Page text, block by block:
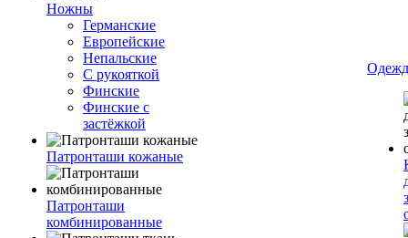
Ножны
Германские
Европейские
Непальские
С рукояткой
Финские
Финские с
застёжкой
Патронташи кожаные
Патронташи
комбинированные